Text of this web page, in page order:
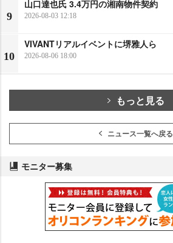
9
山口達也氏 3.4万円の湘南物件契約
2026-08-03 12:18
10
VIVANTリアルイベントに堺雅人ら
2026-08-06 18:00
もっと見る
ニュース一覧へ戻る
モニター募集